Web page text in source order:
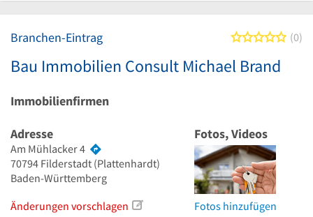
Branchen-Eintrag 00
Bau Immobilien Consult Michael Brand
Immobilienfirmen
Adresse
Am Mühlacker 4
70794 Filderstadt (Plattenhardt)
Baden-Württemberg
Änderungen vorschlagen
Fotos, Videos
Fotos hinzufügen